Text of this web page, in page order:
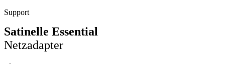
Support
Satinelle Essential
Netzadapter